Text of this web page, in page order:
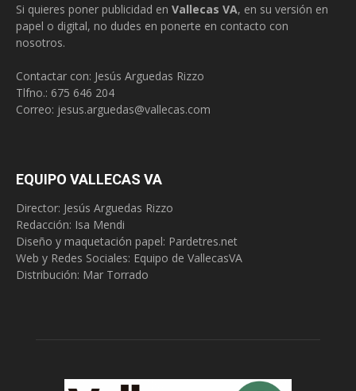
Si quieres poner publicidad en Vallecas VA, en su versión en
papel o digital, no dudes en ponerte en contacto con
nosotros.
Contactar con: Jesús Arguedas Rizzo
Tlfno.: 675 646 204
Correo: jesus.arguedas@vallecas.com
EQUIPO VALLECAS VA
Director: Jesús Arguedas Rizzo
Redacción: Isa Mendi
Diseño y maquetación papel: Pardetres.net
Web y Redes Sociales: Equipo de VallecasVA
Distribución: Mar Torrado